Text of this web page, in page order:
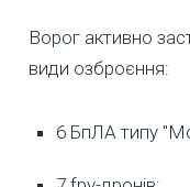
Ворог активно
види озброєння:
6 БпЛА типу